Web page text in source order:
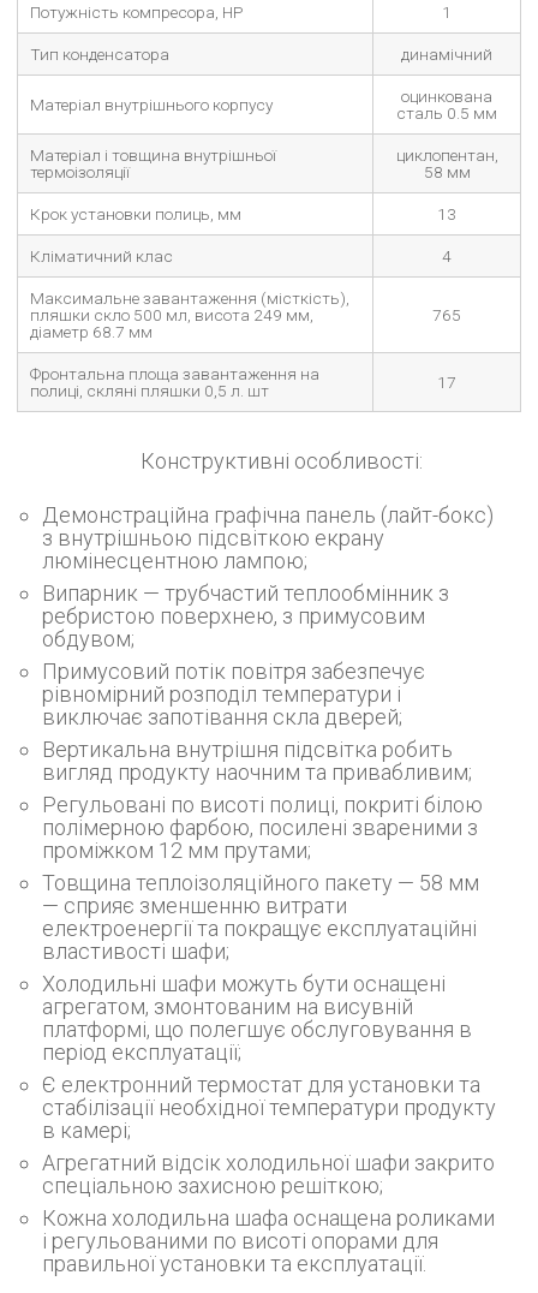
Потужність компресора, HP 1
Тип конденсатора динамічний
Матеріал внутрішнього корпусу
оцинкована
сталь 0.5 мм
Матеріал і товщина внутрішньої
термоізоляції
циклопентан,
58 мм
Крок установки полиць, мм 13
Кліматичний клас 4
Максимальне завантаження (місткість),
пляшки скло 500 мл, висота 249 мм,
діаметр 68.7 мм
765
Фронтальна площа завантаження на
полиці, скляні пляшки 0,5 л. шт
17
Конструктивні особливості:
Демонстраційна графічна панель (лайт-бокс)
з внутрішньою підсвіткою екрану
люмінесцентною лампою;
Випарник — трубчастий теплообмінник з
ребристою поверхнею, з примусовим
обдувом;
Примусовий потік повітря забезпечує
рівномірний розподіл температури і
виключає запотівання скла дверей;
Вертикальна внутрішня підсвітка робить
вигляд продукту наочним та привабливим;
Регульовані по висоті полиці, покриті білою
полімерною фарбою, посилені звареними з
проміжком 12 мм прутами;
Товщина теплоізоляційного пакету — 58 мм
— сприяє зменшенню витрати
електроенергії та покращує експлуатаційні
властивості шафи;
Холодильні шафи можуть бути оснащені
агрегатом, змонтованим на висувній
платформі, що полегшує обслуговування в
період експлуатації;
Є електронний термостат для установки та
стабілізації необхідної температури продукту
в камері;
Агрегатний відсік холодильної шафи закрито
спеціальною захисною решіткою;
Кожна холодильна шафа оснащена роликами
і регульованими по висоті опорами для
правильної установки та експлуатації.